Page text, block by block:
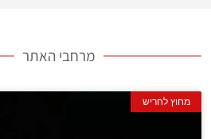
מרחבי האתר
מחוץ לחריש